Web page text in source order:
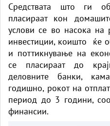
Средствата што ги
пласираат кон
услови се во насока на
инвестиции, коишто ќе
и поттикнување на
се пласираат до
деловните банки,
годишно, рокот на
период до 3 години,
финансии.